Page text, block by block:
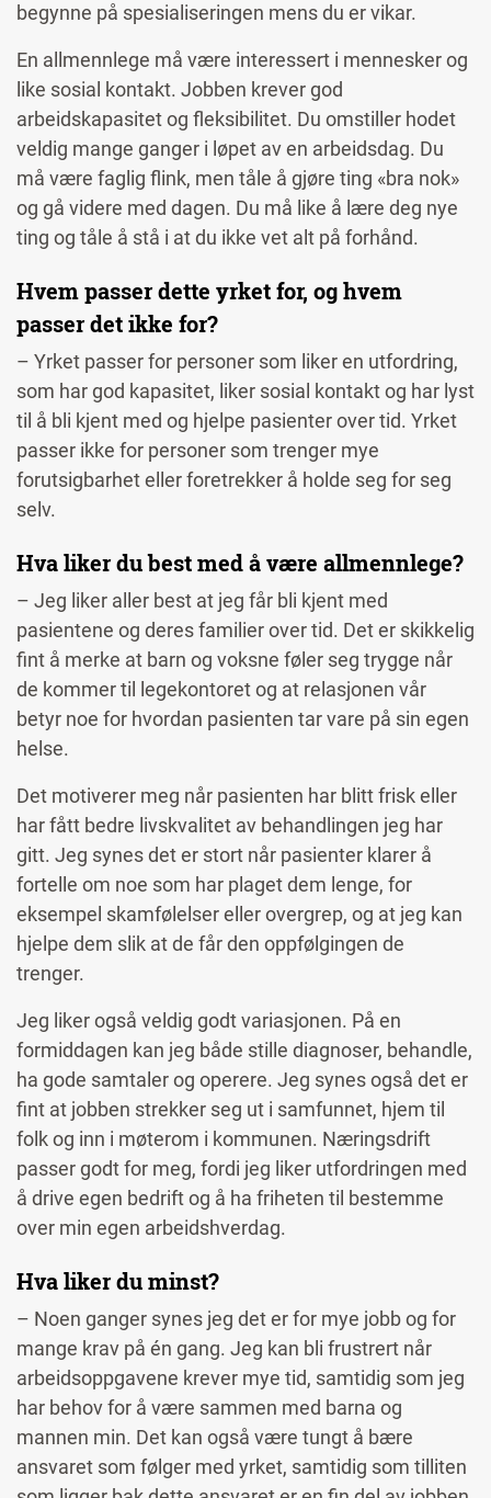
begynne på spesialiseringen mens du er vikar.
En allmennlege må være interessert i mennesker og
like sosial kontakt. Jobben krever god
arbeidskapasitet og fleksibilitet. Du omstiller hodet
veldig mange ganger i løpet av en arbeidsdag. Du
må være faglig flink, men tåle å gjøre ting «bra nok»
og gå videre med dagen. Du må like å lære deg nye
ting og tåle å stå i at du ikke vet alt på forhånd.
Hvem passer dette yrket for, og hvem
passer det ikke for?
– Yrket passer for personer som liker en utfordring,
som har god kapasitet, liker sosial kontakt og har lyst
til å bli kjent med og hjelpe pasienter over tid. Yrket
passer ikke for personer som trenger mye
forutsigbarhet eller foretrekker å holde seg for seg
selv.
Hva liker du best med å være allmennlege?
– Jeg liker aller best at jeg får bli kjent med
pasientene og deres familier over tid. Det er skikkelig
fint å merke at barn og voksne føler seg trygge når
de kommer til legekontoret og at relasjonen vår
betyr noe for hvordan pasienten tar vare på sin egen
helse.
Det motiverer meg når pasienten har blitt frisk eller
har fått bedre livskvalitet av behandlingen jeg har
gitt. Jeg synes det er stort når pasienter klarer å
fortelle om noe som har plaget dem lenge, for
eksempel skamfølelser eller overgrep, og at jeg kan
hjelpe dem slik at de får den oppfølgingen de
trenger.
Jeg liker også veldig godt variasjonen. På en
formiddagen kan jeg både stille diagnoser, behandle,
ha gode samtaler og operere. Jeg synes også det er
fint at jobben strekker seg ut i samfunnet, hjem til
folk og inn i møterom i kommunen. Næringsdrift
passer godt for meg, fordi jeg liker utfordringen med
å drive egen bedrift og å ha friheten til bestemme
over min egen arbeidshverdag.
Hva liker du minst?
– Noen ganger synes jeg det er for mye jobb og for
mange krav på én gang. Jeg kan bli frustrert når
arbeidsoppgavene krever mye tid, samtidig som jeg
har behov for å være sammen med barna og
mannen min. Det kan også være tungt å bære
ansvaret som følger med yrket, samtidig som tilliten